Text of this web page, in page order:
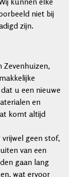
niet bij
zijn.
Zevenhuizen,
u een nieuwe
en
komt altijd
geen stof,
van een
gaan lang
wat ervoor